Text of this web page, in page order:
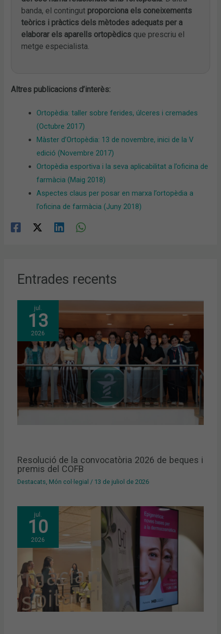
banda, el contingut proporciona els coneixements
teòrics i pràctics dels mètodes adequats per a
elaborar els aparells ortopèdics que prescriu el
metge especialista.
Altres publicacions d’interès:
Ortopèdia: taller sobre ferides, úlceres i cremades
(Octubre 2017)
Màster d’Ortopèdia: 13 de novembre, inici de la V
edició (Novembre 2017)
Ortopèdia esportiva i la seva aplicabilitat a l’oficina de
farmàcia (Maig 2018)
Aspectes claus per posar en marxa l’ortopèdia a
l’oficina de farmàcia (Juny 2018)
Entrades recents
jul.
13
2026
Resolució de la convocatòria 2026 de beques i
premis del COFB
Destacats Món col·legial / 13 de juliol de 2026
jul.
10
2026